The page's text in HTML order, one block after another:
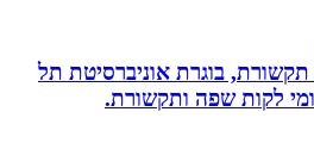
בוגרת אוניברסיטת תל
שפה ותקשורת.